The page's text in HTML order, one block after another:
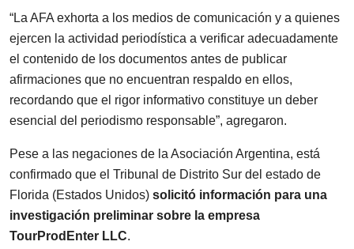
“La AFA exhorta a los medios de comunicación y a quienes
ejercen la actividad periodística a verificar adecuadamente
el contenido de los documentos antes de publicar
afirmaciones que no encuentran respaldo en ellos,
recordando que el rigor informativo constituye un deber
esencial del periodismo responsable”, agregaron.
Pese a las negaciones de la Asociación Argentina, está
confirmado que el Tribunal de Distrito Sur del estado de
Florida (Estados Unidos) solicitó información para una
investigación preliminar sobre la empresa
TourProdEnter LLC.